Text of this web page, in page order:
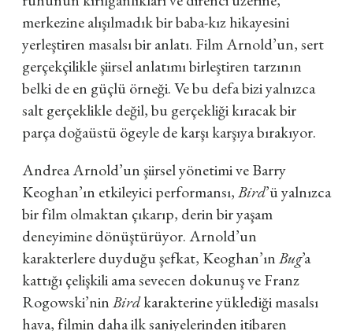
merkezine alışılmadık bir baba-kız hikayesini
yerleştiren masalsı bir anlatı. Film Arnold’un, sert
gerçekçilikle şiirsel anlatımı birleştiren tarzının
belki de en güçlü örneği. Ve bu defa bizi yalnızca
salt gerçeklikle değil, bu gerçekliği kıracak bir
parça doğaüstü ögeyle de karşı karşıya bırakıyor.
Andrea Arnold’un şiirsel yönetimi ve Barry
Keoghan’ın etkileyici performansı,Bird’ü yalnızca
bir film olmaktan çıkarıp, derin bir yaşam
deneyimine dönüştürüyor. Arnold’un
karakterlere duyduğu şefkat, Keoghan’ınBug’a
kattığı çelişkili ama sevecen dokunuş ve Franz
Rogowski’ninBirdkarakterine yüklediği masalsı
hava, filmin daha ilk saniyelerinden itibaren